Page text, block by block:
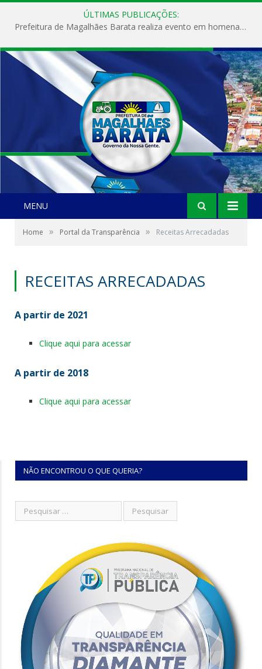
ÚLTIMAS PUBLICAÇÕES:
Prefeitura de Magalhães Barata realiza evento em homenagem ao Dia Internacional da Mulher
MENU
Home » Portal da Transparência » Receitas Arrecadadas
RECEITAS ARRECADADAS
A partir de 2021
Clique aqui para acessar
A partir de 2018
Clique aqui para acessar
NÃO ENCONTROU O QUE QUERIA?